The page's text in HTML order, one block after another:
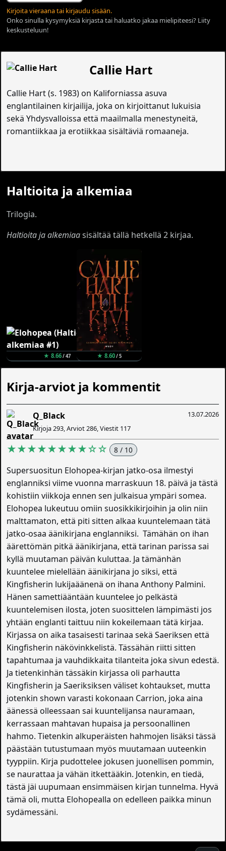
Kirjoita vieraana tai kirjaudu sisään.
Onko sinulla kysymyksiä kirjasta tai haluatko jakaa mielipiteesi? Liity
keskusteluun!
Callie Hart
Callie Hart (s. 1983) on Kaliforniassa asuva
englantilainen kirjailija, joka on kirjoittanut lukuisia
sekä Yhdysvalloissa että maailmalla menestyneitä,
romantiikkaa ja erotiikkaa sisältäviä romaaneja.
Haltioita ja alkemiaa
Trilogia.
Haltioita ja alkemiaasisältää tällä hetkellä 2 kirjaa.
★ 8.66/ 47 ★ 8.60/ 5
Kirja-arviot ja kommentit
13.07.2026
Q_Black
Kirjoja 293, Arviot 286, Viestit 117
★★★★★★★★☆☆ 8 / 10
Supersuositun Elohopea-kirjan jatko-osa ilmestyi
englanniksi viime vuonna marraskuun 18. päivä ja tästä
kohistiin viikkoja ennen sen julkaisua ympäri somea.
Elohopea lukeutuu omiin suosikkikirjoihin ja olin niin
malttamaton, että piti sitten alkaa kuuntelemaan tätä
jatko-osaa äänikirjana englanniksi. Tämähän on ihan
äärettömän pitkä äänikirjana, että tarinan parissa sai
kyllä muutaman päivän kuluttaa. Ja tämänhän
kuuntelee mielellään äänikirjana jo siksi, että
Kingfisherin lukijaäänenä on ihana Anthony Palmini.
Hänen samettiääntään kuuntelee jo pelkästä
kuuntelemisen ilosta, joten suosittelen lämpimästi jos
yhtään englanti taittuu niin kokeilemaan tätä kirjaa.
Kirjassa on aika tasaisesti tarinaa sekä Saeriksen että
Kingfisherin näkövinkkelistä. Tässähän riitti sitten
tapahtumaa ja vauhdikkaita tilanteita joka sivun edestä.
Ja tietenkinhän tässäkin kirjassa oli parhautta
Kingfisherin ja Saeriksiksen väliset kohtaukset, mutta
jotenkin shown varasti kokonaan Carrion, joka aina
äänessä olleessaan sai kuuntelijansa nauramaan,
kerrassaan mahtavan hupaisa ja persoonallinen
hahmo. Tietenkin alkuperäisten hahmojen lisäksi tässä
päästään tutustumaan myös muutamaan uuteenkin
tyyppiin. Kirja pudottelee jokusen juonellisen pommin,
se naurattaa ja vähän itkettääkin. Jotenkin, en tiedä,
tästä jäi uupumaan ensimmäisen kirjan tunnelma. Hyvä
tämä oli, mutta Elohopealla on edelleen paikka minun
sydämessäni.